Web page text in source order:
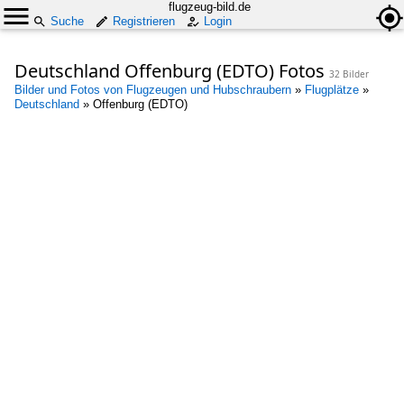
flugzeug-bild.de
Suche
Registrieren Login
Deutschland Offenburg (EDTO) Fotos 32 Bilder
Bilder und Fotos von Flugzeugen und Hubschraubern » Flugplätze »
Deutschland » Offenburg (EDTO)